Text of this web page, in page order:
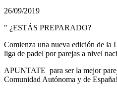
26/09/2019
" ¿ESTÁS PREPARADO?
Comienza una nueva edición de
liga de padel por parejas a nivel
APUNTATE para ser la mejor
Comunidad Autónoma y de